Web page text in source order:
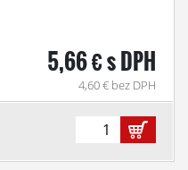
5,66 € s DPH
4,60 € bez DPH